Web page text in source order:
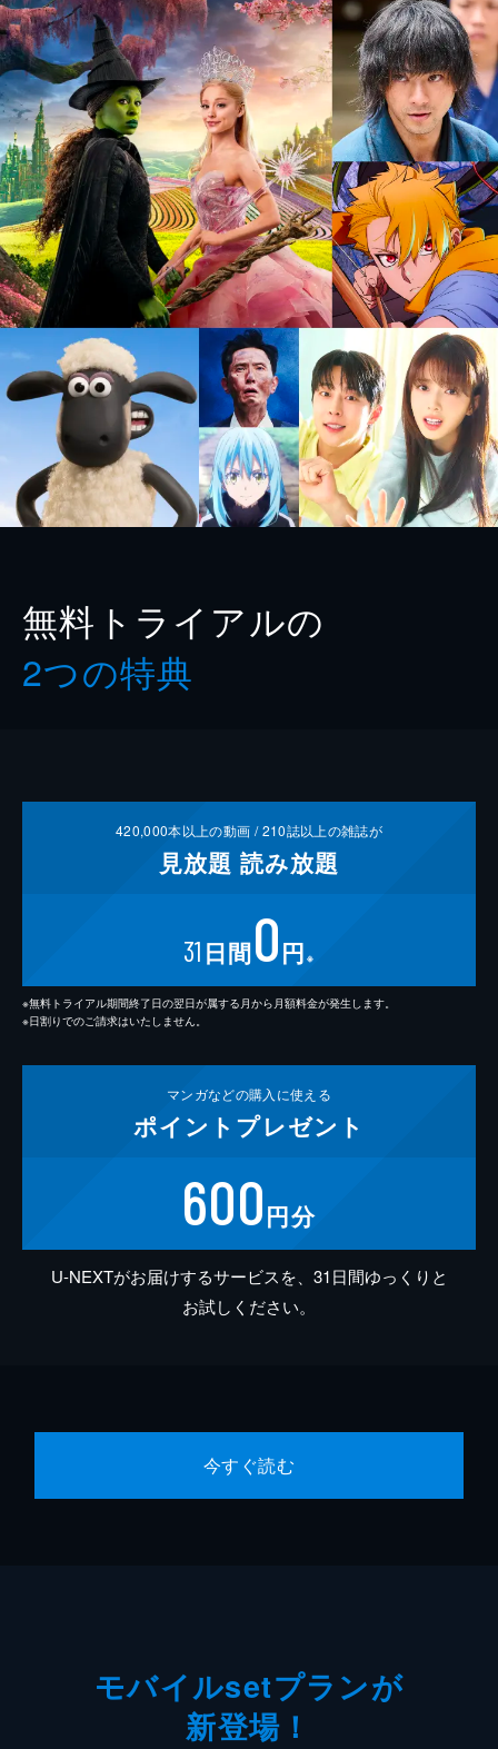
無料トライアルの
2つの特典
420,000本以上の動画 /210誌以上の雑誌が
見放題 読み放題
31 日間0円 ※
※無料トライアル期間終了日の翌日が属する月から月額料金が発生します。
※日割りでのご請求はいたしません。
マンガなどの購入に使える
ポイント プレゼント
600円分
U-NEXTがお届けするサービスを、31日間ゆっくりと
お試しください。
今すぐ読む
モバイルsetプランが
新登場！